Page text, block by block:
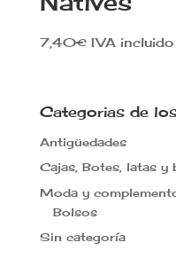
7,40€ IVA incluido
Categorias de
Antigüedades
Cajas, Botes, latas y
Moda y
Bolsos
Sin categoría